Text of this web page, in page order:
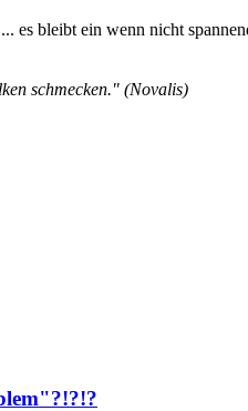
es bleibt ein wenn nicht
schmecken." (Novalis)